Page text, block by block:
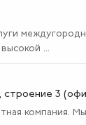
...
строение 3
компания.